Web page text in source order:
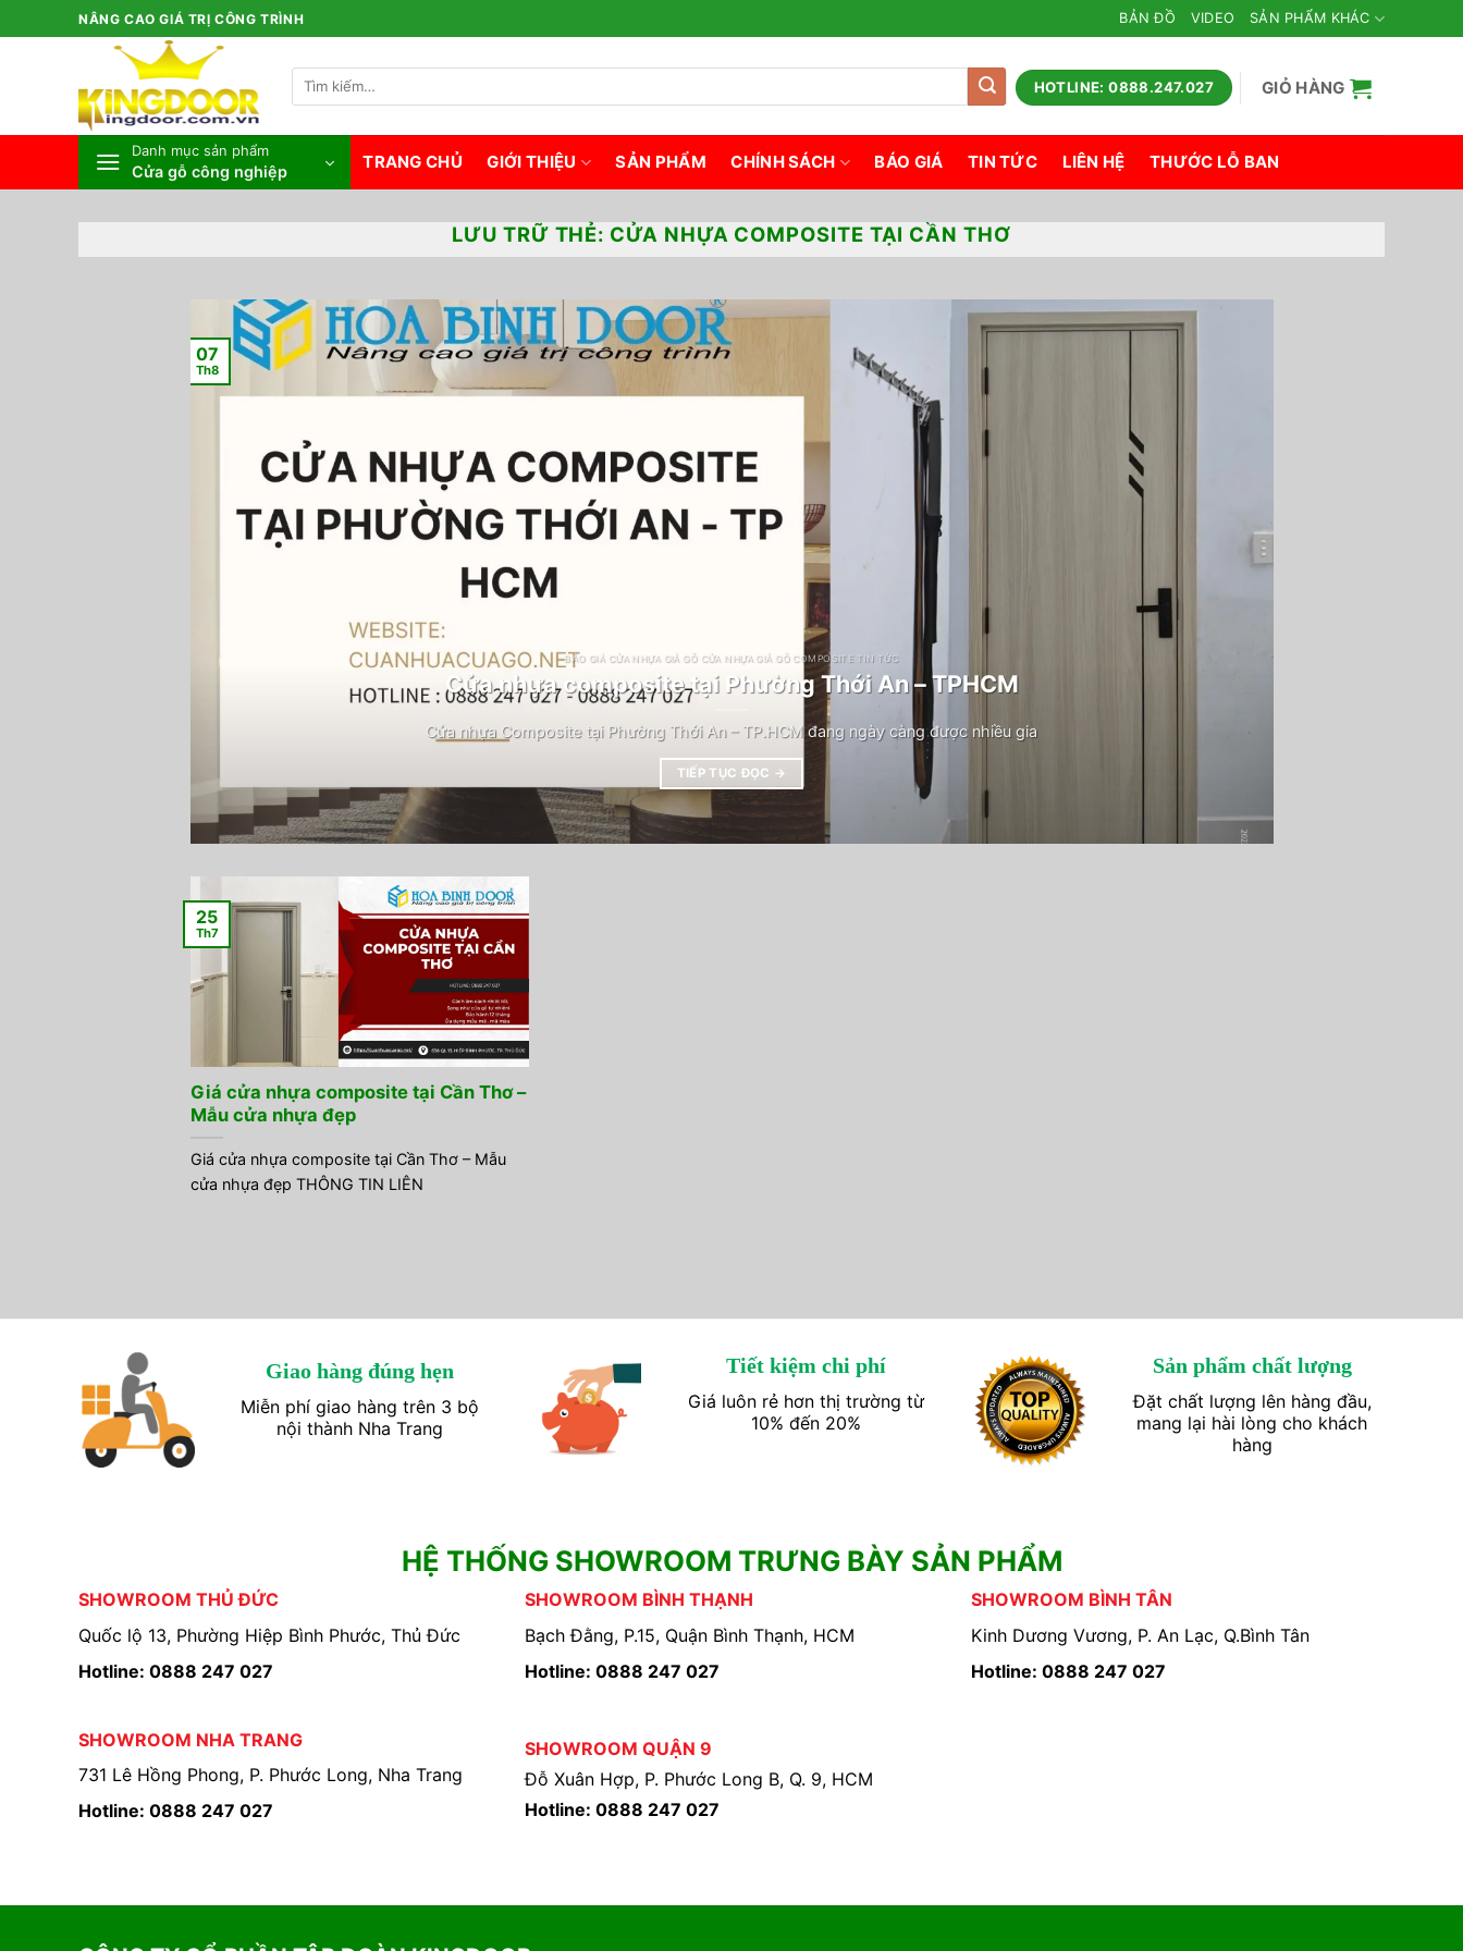
qua
NÂNG CAO GIÁ TRỊ CÔNG TRÌNH BẢN ĐỒ VIDEO SẢN PHẨM KHÁC
Tìm
kiếm:
HOTLINE: 0888.247.027 GIỎ HÀNG
Danh mục sản phẩm
Cửa gỗ công nghiệp TRANG CHỦ GIỚI THIỆU SẢN PHẨM CHÍNH SÁCH BÁO GIÁ TIN TỨC LIÊN HỆ THƯỚC LỖ BAN
LƯU TRỮ THẺ: CỬA NHỰA COMPOSITE TẠI CẦN THƠ
BÁO GIÁ CỬA NHỰA GIẢ GỖ CỬA NHỰA GIẢ GỖ COMPOSITE TIN TỨC
Cửa nhựa composite tại Phường Thới An – TPHCM
Cửa nhựa Composite tại Phường Thới An – TP.HCM đang ngày càng được nhiều gia
TIẾP TỤC ĐỌC →
07
Th8
Giá cửa nhựa composite tại Cần Thơ –
Mẫu cửa nhựa đẹp
Giá cửa nhựa composite tại Cần Thơ – Mẫu
cửa nhựa đẹp THÔNG TIN LIÊN
25
Th7
Giao hàng đúng hẹn
Miễn phí giao hàng trên 3 bộ
nội thành Nha Trang
Tiết kiệm chi phí
Giá luôn rẻ hơn thị trường từ
10% đến 20%
Sản phẩm chất lượng
Đặt chất lượng lên hàng đầu,
mang lại hài lòng cho khách
hàng
HỆ THỐNG SHOWROOM TRƯNG BÀY SẢN PHẨM
SHOWROOM THỦ ĐỨC
Quốc lộ 13, Phường Hiệp Bình Phước, Thủ Đức
Hotline: 0888 247 027
SHOWROOM BÌNH THẠNH
Bạch Đằng, P.15, Quận Bình Thạnh, HCM
Hotline: 0888 247 027
SHOWROOM BÌNH TÂN
Kinh Dương Vương, P. An Lạc, Q.Bình Tân
Hotline: 0888 247 027
SHOWROOM NHA TRANG
731 Lê Hồng Phong, P. Phước Long, Nha Trang
Hotline: 0888 247 027
SHOWROOM QUẬN 9
Đỗ Xuân Hợp, P. Phước Long B, Q. 9, HCM
Hotline: 0888 247 027